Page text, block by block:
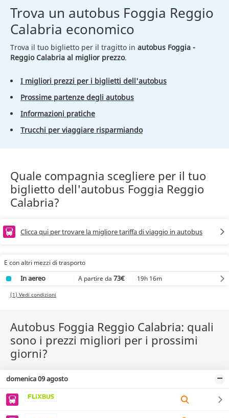
Trova un autobus Foggia Reggio
Calabria economico
Trova il tuo biglietto per il tragitto in autobus Foggia -
Reggio Calabria al miglior prezzo.
I migliori prezzi per i biglietti dell'autobus
Prossime partenze degli autobus
Informazioni pratiche
Trucchi per viaggiare risparmiando
Quale compagnia scegliere per il tuo
biglietto dell'autobus Foggia Reggio
Calabria?
Clicca qui per trovare la migliore tariffa di viaggio in autobus
E con altri mezzi di trasporto
In aereo A partire da 73€ 19h 16m
(1) Vedi condizioni
Autobus Foggia Reggio Calabria: quali
sono i prezzi migliori per i prossimi
giorni?
domenica 09 agosto